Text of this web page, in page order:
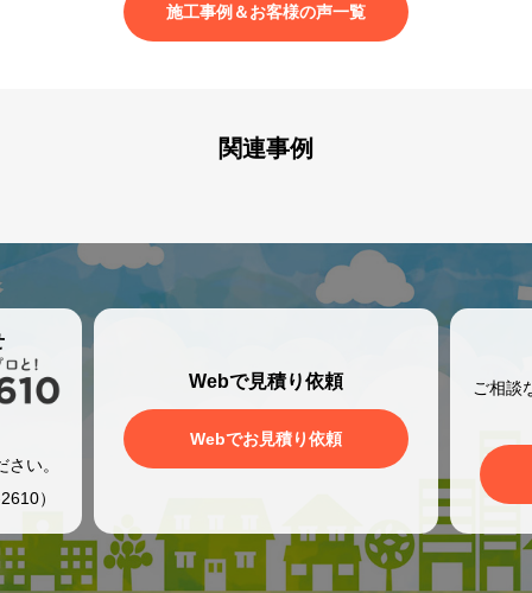
施工事例＆お客様の声一覧
関連事例
い。
）
Webで見積り依頼
Webでお見積り依頼
ご相談